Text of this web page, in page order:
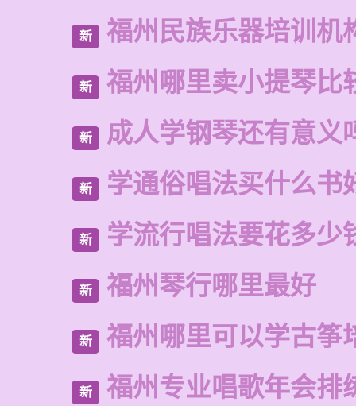
新 福州民族乐器培训机
新 福州哪里卖小提琴比
新 成人学钢琴还有意义
新 学通俗唱法买什么书
新 学流行唱法要花多少
新 福州琴行哪里最好
新 福州哪里可以学古筝
新 福州专业唱歌年会排